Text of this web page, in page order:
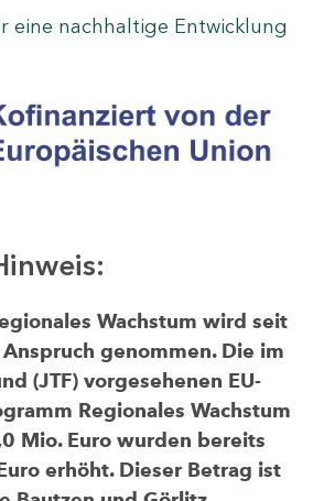
eine nachhaltige Entwicklung
Wachstum wird seit
genommen. Die im
(JTF) vorgesehenen EU-
Regionales Wachstum
Mio. Euro wurden bereits
erhöht. Dieser Betrag ist